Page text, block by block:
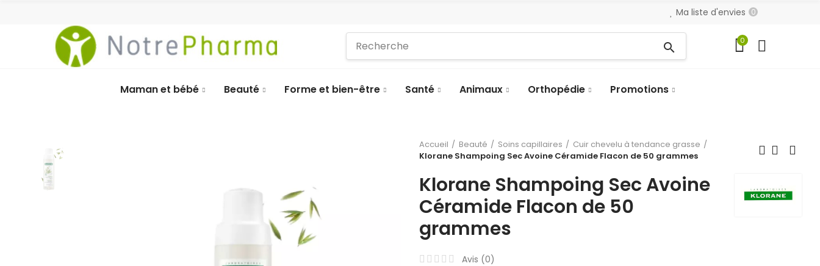
Ma liste d'envies 0
search 0
Maman et bébé Beauté Forme et bien-être Santé Animaux Orthopédie Promotions
Accueil Beauté Soins capillaires
Cuir chevelu à tendance grasse
Klorane Shampoing Sec Avoine Céramide Flacon de 50 grammes
Klorane Shampoing Sec Avoine
Céramide Flacon de 50
grammes
Avis (0)